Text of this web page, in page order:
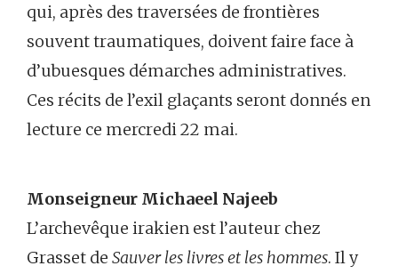
qui, après des traversées de frontières
souvent traumatiques, doivent faire face à
d’ubuesques démarches administratives.
Ces récits de l’exil glaçants seront donnés en
lecture ce mercredi 22 mai.
Monseigneur Michaeel Najeeb
L’archevêque irakien est l’auteur chez
Grasset de Sauver les livres et les hommes. Il y